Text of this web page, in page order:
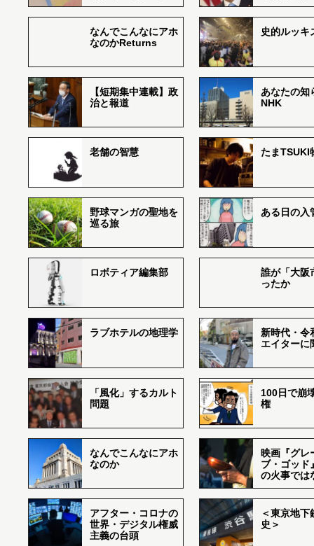
なんでこんなにアホ
なのかReturns
史的ルッキ
【短期集中連載】政
治と報道
あなたの知
NHK
老舗の智慧 たまTSUKI
野球マンガの聖地を
巡る旅
ある日の入
ロボティア編集部
誰が「大阪
ったか
ラブホテルの地理学
新時代・令
エイターに
「風化」するカルト
問題
100日で崩
権
なんでこんなにアホ
なのか
映画『グレ
ブ・ゴッド
の火事では
アフター・コロナの
世界・デジタル権威
主義の台頭
＜東京地下
史＞